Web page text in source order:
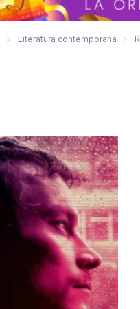
Literatura contemporana